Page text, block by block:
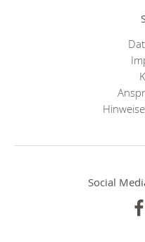
Social